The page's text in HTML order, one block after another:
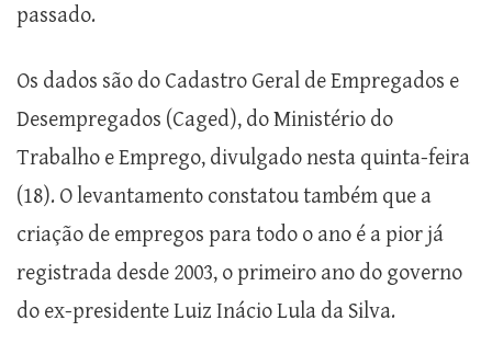
passado.
Os dados são do Cadastro Geral de Empregados e
Desempregados (Caged), do Ministério do
Trabalho e Emprego, divulgado nesta quinta-feira
(18). O levantamento constatou também que a
criação de empregos para todo o ano é a pior já
registrada desde 2003, o primeiro ano do governo
do ex-presidente Luiz Inácio Lula da Silva.